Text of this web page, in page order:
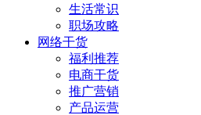
生活常识
职场攻略
网络干货
福利推荐
电商干货
推广营销
产品运营